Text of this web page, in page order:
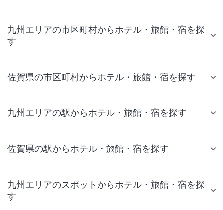
九州エリアの市区町村からホテル・旅館・宿を探
す
佐賀県の市区町村からホテル・旅館・宿を探す
九州エリアの駅からホテル・旅館・宿を探す
佐賀県の駅からホテル・旅館・宿を探す
九州エリアのスポットからホテル・旅館・宿を探
す